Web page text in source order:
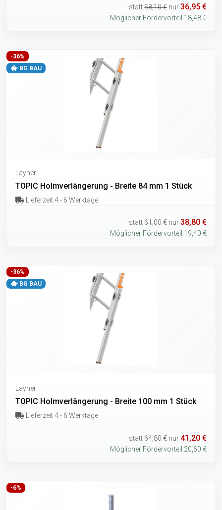
statt58,10 € nur36,95 €
Möglicher Fördervorteil 18,48 €
-36%
BG BAU
Layher
TOPIC Holmverlängerung - Breite 84 mm 1 Stück
Lieferzeit 4 - 6 Werktage
statt61,00 € nur38,80 €
Möglicher Fördervorteil 19,40 €
-36%
BG BAU
Layher
TOPIC Holmverlängerung - Breite 100 mm 1 Stück
Lieferzeit 4 - 6 Werktage
statt64,80 € nur 41,20 €
Möglicher Fördervorteil 20,60 €
-6%